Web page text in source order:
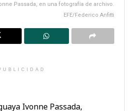
Passada, en una fotografía de archivo.
EFE/Federico Anfitti
Ivonne Passada,